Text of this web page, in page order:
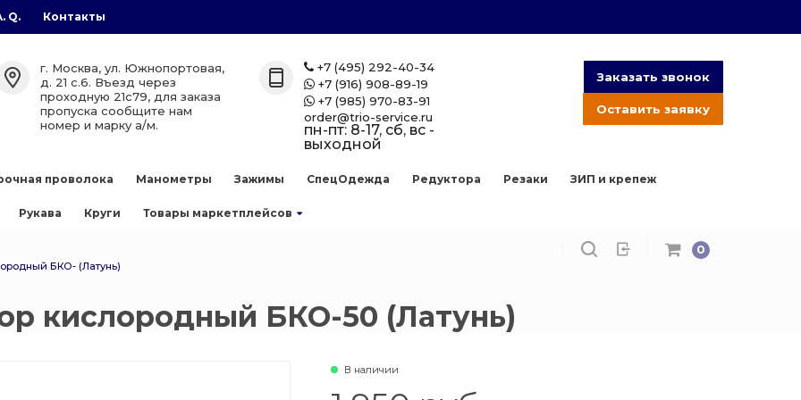
Q. Контакты
проволока Манометры Зажимы СпецОдежда Редуктора Резаки ЗИП и крепеж
Рукава Круги Товары маркетплейсов
0
г. Москва, ул. Южнопортовая,
д. 21 с.6. Въезд через
проходную 21с79, для заказа
пропуска сообщите нам
номер и марку а/м.
+7 (495) 292-40-34
+7 (916) 908-89-19
+7 (985) 970-83-91
order@trio-service.ru
пн-пт: 8-17, сб, вс -
выходной
Заказать звонок
Оставить заявку
БКО- (Латунь)
кислородный БКО-50 (Латунь)
В наличии